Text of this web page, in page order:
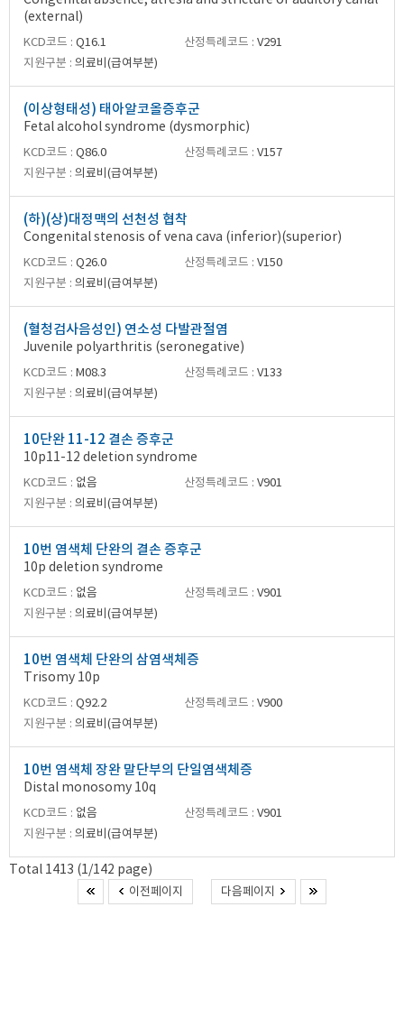
(external)
KCD코드 : Q16.1 산정특례코드 :V291
지원구분 : 의료비(급여부분)
(이상형태성) 태아알코올증후군
Fetal alcohol syndrome (dysmorphic)
KCD코드 : Q86.0 산정특례코드 :V157
지원구분 : 의료비(급여부분)
(하)(상)대정맥의 선천성 협착
Congenital stenosis of vena cava (inferior)(superior)
KCD코드 : Q26.0 산정특례코드 :V150
지원구분 : 의료비(급여부분)
(혈청검사음성인) 연소성 다발관절염
Juvenile polyarthritis (seronegative)
KCD코드 : M08.3 산정특례코드 :V133
지원구분 : 의료비(급여부분)
10단완 11-12 결손 증후군
10p11-12 deletion syndrome
KCD코드 : 없음 산정특례코드 :V901
지원구분 : 의료비(급여부분)
10번 염색체 단완의 결손 증후군
10p deletion syndrome
KCD코드 : 없음 산정특례코드 :V901
지원구분 : 의료비(급여부분)
10번 염색체 단완의 삼염색체증
Trisomy 10p
KCD코드 : Q92.2 산정특례코드 :V900
지원구분 : 의료비(급여부분)
10번 염색체 장완 말단부의 단일염색체증
Distal monosomy 10q
KCD코드 : 없음 산정특례코드 :V901
지원구분 : 의료비(급여부분)
Total 1413 (1/142 page)
이전페이지 다음페이지